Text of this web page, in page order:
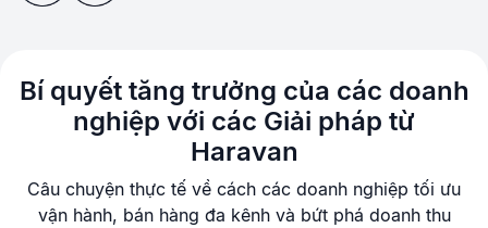
Bí quyết tăng trưởng của các doanh
nghiệp với các Giải pháp từ
Haravan
Câu chuyện thực tế về cách các doanh nghiệp tối ưu
vận hành, bán hàng đa kênh và bứt phá doanh thu